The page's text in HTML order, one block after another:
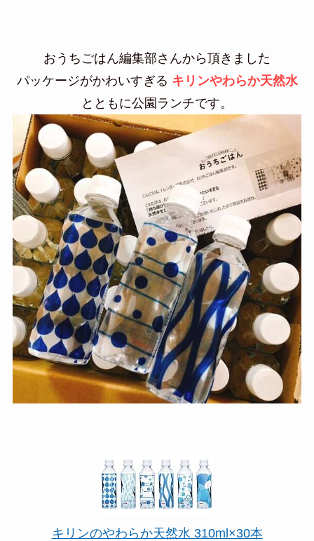
おうちごはん編集部さんから頂きました
パッケージがかわいすぎる キリンやわらか天然水
とともに公園ランチです。
キリンのやわらか天然水 310ml×30本